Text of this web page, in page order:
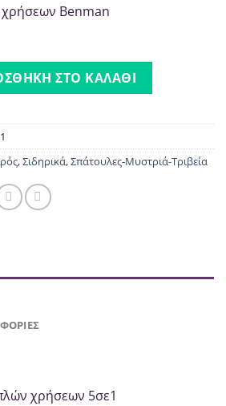
Βenman
ποσότηταΣΤΟ ΚΑΛΆΘΙ
,Σιδηρικά,Σπάτουλες-Μυστριά-Τριβεία
χρήσεων 5σε1